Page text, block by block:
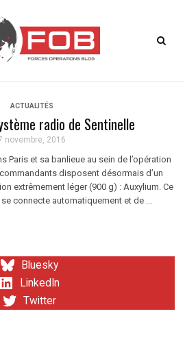
ACTUALITÉS
radio de Sentinelle
novembre, 2016
Paris et sa banlieue au sein de l’opération
disposent désormais d’un
extrêmement léger (900 g) : Auxylium. Ce
connecte automatiquement et de ...
Bluesky
LinkedIn
Twitter